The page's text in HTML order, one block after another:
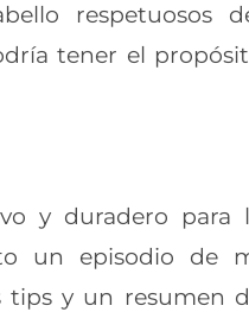
respetuosos
tener el
y duradero para
un episodio de
y un resumen